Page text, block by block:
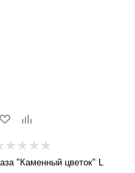
"Каменный цветок" L